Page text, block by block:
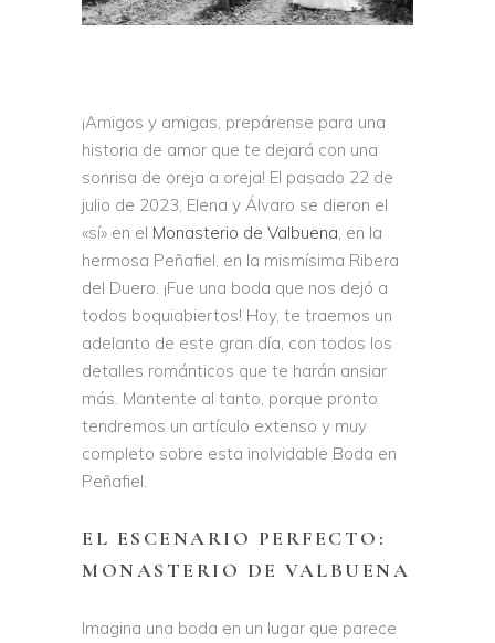
¡Amigos y amigas, prepárense para una
historia de amor que te dejará con una
sonrisa de oreja a oreja! El pasado 22 de
julio de 2023, Elena y Álvaro se dieron el
«sí» en el Monasterio de Valbuena, en la
hermosa Peñafiel, en la mismísima Ribera
del Duero. ¡Fue una boda que nos dejó a
todos boquiabiertos! Hoy, te traemos un
adelanto de este gran día, con todos los
detalles románticos que te harán ansiar
más. Mantente al tanto, porque pronto
tendremos un artículo extenso y muy
completo sobre esta inolvidable Boda en
Peñafiel.
EL ESCENARIO PERFECTO:
MONASTERIO DE VALBUENA
Imagina una boda en un lugar que parece